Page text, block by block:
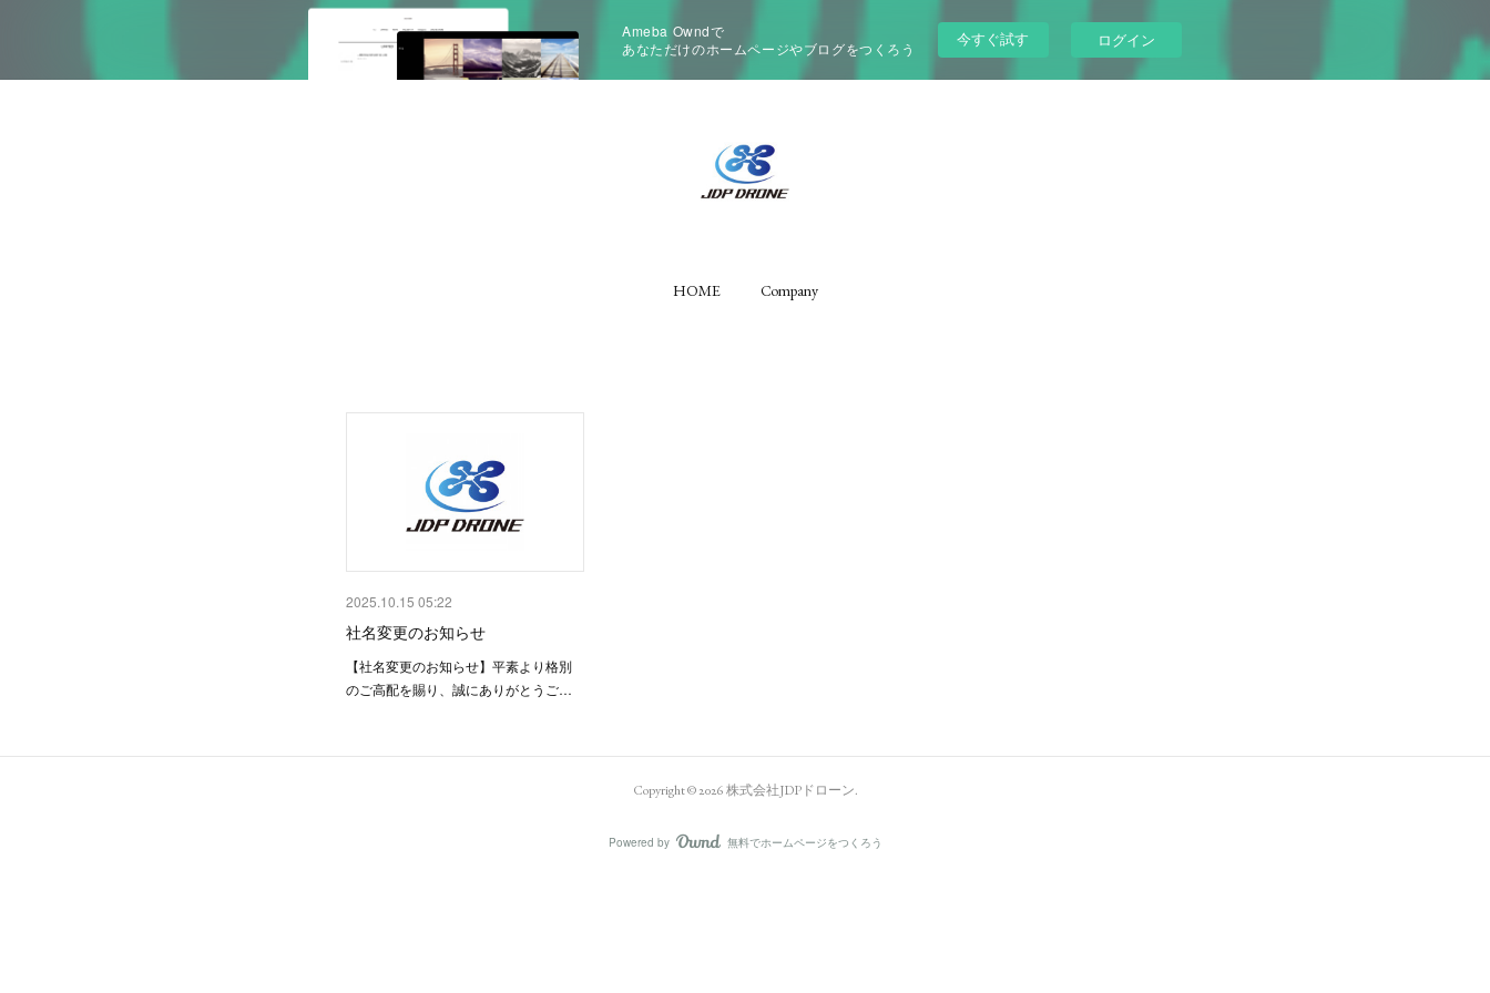
Ameba Owndで
あなただけのホームページやブログをつくろう
今すぐ試す ログイン
HOME Company
2025.10.15 05:22
社名変更のお知らせ
【社名変更のお知らせ】平素より格別
のご高配を賜り、誠にありがとうご…
Copyright ©2026株式会社JDPドローン.
Powered by AmebaOwnd
無料でホームページをつくろう